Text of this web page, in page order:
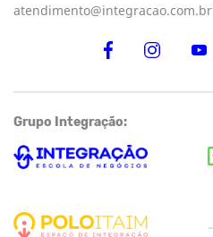
atendimento@integracao.com.br
Grupo Integração: